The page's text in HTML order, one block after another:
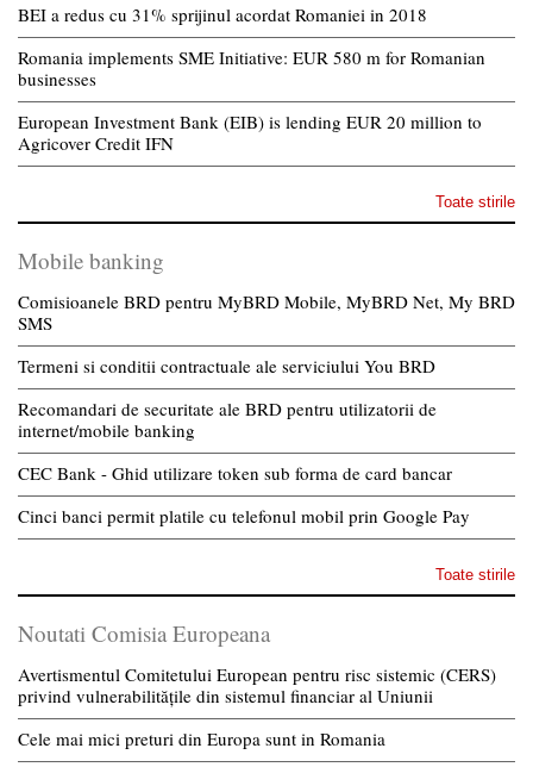
BEI a redus cu 31% sprijinul acordat Romaniei in 2018
Romania implements SME Initiative: EUR 580 m for Romanian
businesses
European Investment Bank (EIB) is lending EUR 20 million to
Agricover Credit IFN
Toate stirile
Mobile banking
Comisioanele BRD pentru MyBRD Mobile, MyBRD Net, My BRD
SMS
Termeni si conditii contractuale ale serviciului You BRD
Recomandari de securitate ale BRD pentru utilizatorii de
internet/mobile banking
CEC Bank - Ghid utilizare token sub forma de card bancar
Cinci banci permit platile cu telefonul mobil prin Google Pay
Toate stirile
Noutati Comisia Europeana
Avertismentul Comitetului European pentru risc sistemic (CERS)
privind vulnerabilitățile din sistemul financiar al Uniunii
Cele mai mici preturi din Europa sunt in Romania